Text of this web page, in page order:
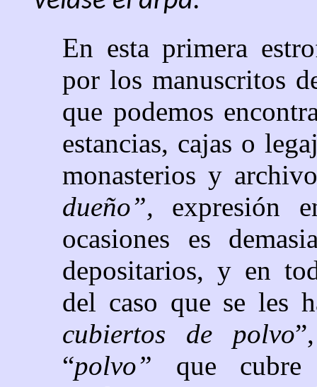
En esta primera
por los manuscritos
que podemos
estancias, cajas o
monasterios y
dueño”, expresión
ocasiones es
depositarios, y en
del caso que se les
cubiertos de polvo
“polvo” que cubre